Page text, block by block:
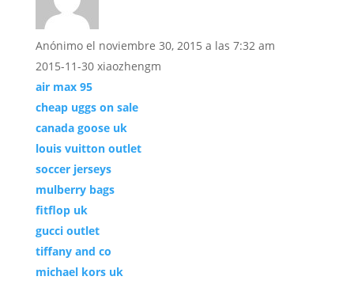
Anónimo el noviembre 30, 2015 a las 7:32 am
2015-11-30 xiaozhengm
air max 95
cheap uggs on sale
canada goose uk
louis vuitton outlet
soccer jerseys
mulberry bags
fitflop uk
gucci outlet
tiffany and co
michael kors uk